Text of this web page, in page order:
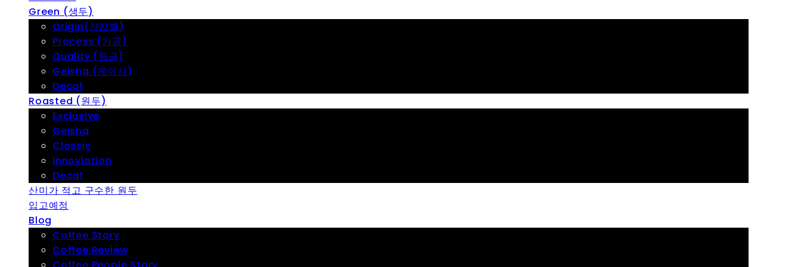
Green (생두)
Origin(산지별)
Process (가공)
Quality (등급)
Geisha (게이샤)
Decaf
Roasted (원두)
Exclusive
Geisha
Classic
Innoviation
Decaf
산미가 적고 구수한 원두
입고예정
Blog
Coffee Story
Coffee Review